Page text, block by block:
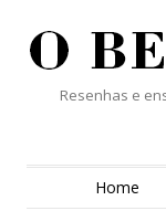
Resenhas e
Home